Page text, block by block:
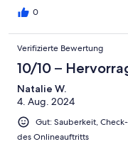
0
Verifizierte Bewertung
10/10 –
Natalie W.
4. Aug. 2024
Gut: Sauberkeit,
des Onlineauftritts